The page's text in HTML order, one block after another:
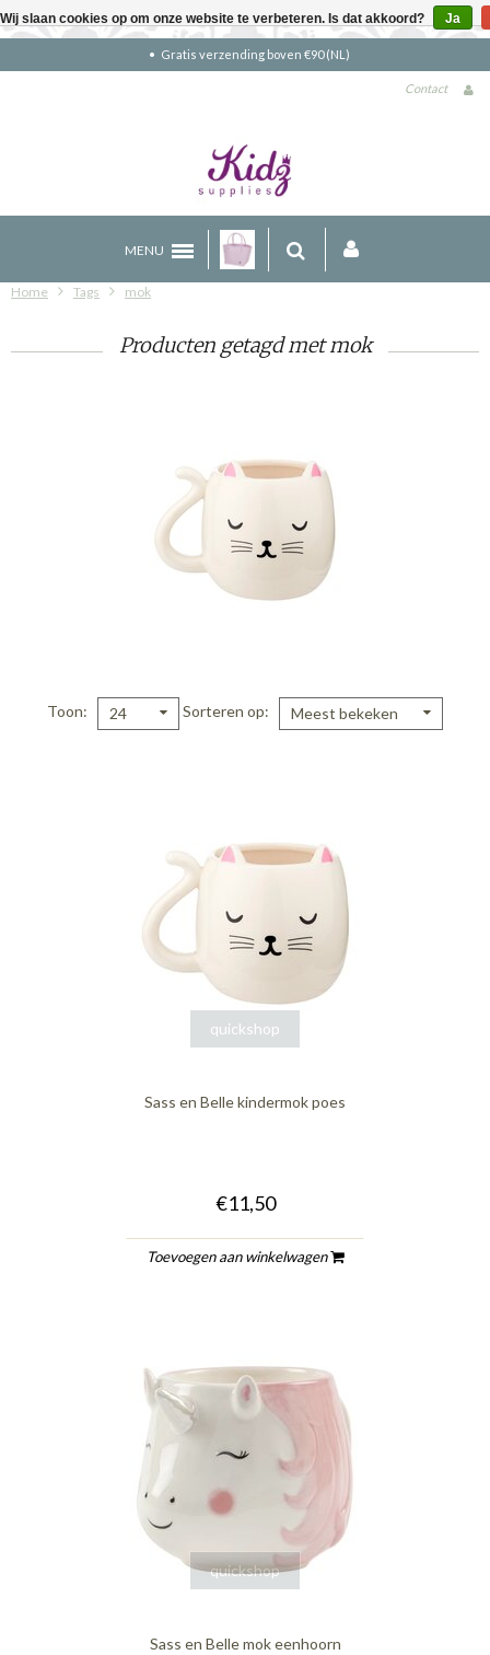
Gratis verzending boven €90 (NL)
Contact
MENU
Home Tags mok
Producten getagd met mok
Toon 24 Sorteren op Meest bekeken
quickshop
Sass en Belle kindermok poes
€11,50
Toevoegen aan winkelwagen
quickshop
Sass en Belle mok eenhoorn
Wij slaan cookies op om onze website te verbeteren. Is dat akkoord? Ja